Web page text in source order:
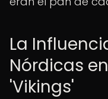
La
Nórdicas
'Vikings'